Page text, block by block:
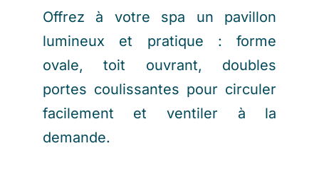
Qui sommes-nous ?
Guide et conseils
Devis
Offrez à votre spa un pavillon
lumineux et pratique : forme
ovale, toit ouvrant, doubles
portes coulissantes pour circuler
facilement et ventiler à la
demande.